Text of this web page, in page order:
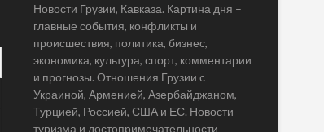
Новости Грузии, Кавказа. Картина дня –
главные события, конфликты и
происшествия, политика, бизнес,
экономика, культура, спорт, комментарии
и прогнозы. Отношения Грузии с
Украиной, Арменией, Азербайджаном,
Турцией, Россией, США и ЕС. Новости
туризма и достопримечательности